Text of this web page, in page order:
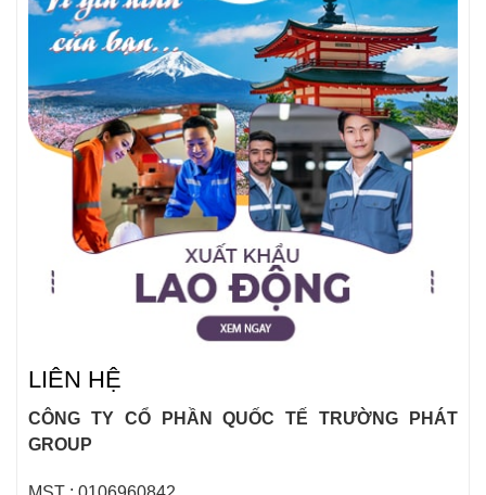
LIÊN HỆ
CÔNG TY CỔ PHẦN QUỐC TẾ TRƯỜNG PHÁT
GROUP